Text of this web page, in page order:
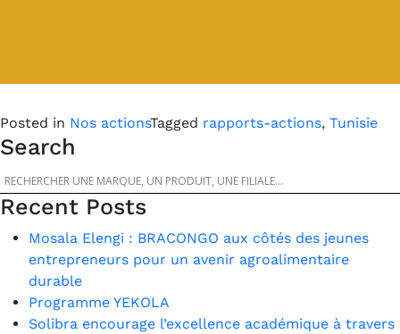
Posted in Nos actionsTagged rapports-actions, Tunisie
Search
Recent Posts
Mosala Elengi : BRACONGO aux côtés des jeunes
entrepreneurs pour un avenir agroalimentaire
durable
Programme YEKOLA
Solibra encourage l’excellence académique à travers